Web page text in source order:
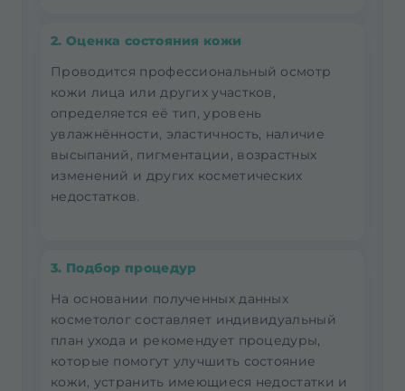
2. Оценка состояния кожи
Проводится профессиональный осмотр
кожи лица или других участков,
определяется её тип, уровень
увлажнённости, эластичность, наличие
высыпаний, пигментации, возрастных
изменений и других косметических
недостатков.
3. Подбор процедур
На основании полученных данных
косметолог составляет индивидуальный
план ухода и рекомендует процедуры,
которые помогут улучшить состояние
кожи, устранить имеющиеся недостатки и